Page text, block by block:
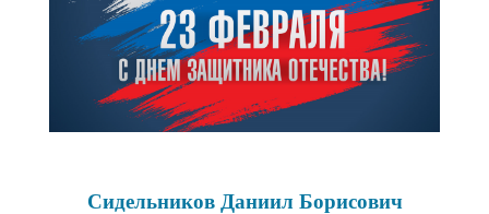
Сидельников Даниил Борисович